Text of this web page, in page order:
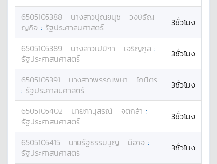
6505105388 นางสาวปุณยนุช
วงษ์ธัญ
ญกิจ : รัฐประศาสนศาสตร์ 3ชั่วโมง
6505105389 นางสาวเปมิกา เจริญกูล :
รัฐประศาสนศาสตร์
3ชั่วโมง
6505105391 นางสาวพรรณพษา
โกมิตร
: รัฐประศาสนศาสตร์ 3ชั่วโมง
6505105402 นายภานุสรณ์ จิตกล้า :
รัฐประศาสนศาสตร์
3ชั่วโมง
6505105415 นายรัฐธรรมนูญ มีอาจ :
รัฐประศาสนศาสตร์
3ชั่วโมง